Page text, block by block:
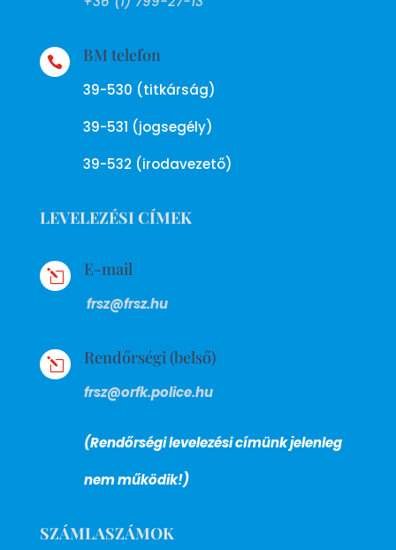
 BM telefon
39-530 (titkárság)
39-531 (jogsegély)
39-532 (irodavezető)
LEVELEZÉSI CÍMEK
l E-mail
frsz@frsz.hu
l Rendőrségi (belső)
frsz@orfk.police.hu
(Rendőrségi levelezési címünk jelenleg
nem működik!)
SZÁMLASZÁMOK